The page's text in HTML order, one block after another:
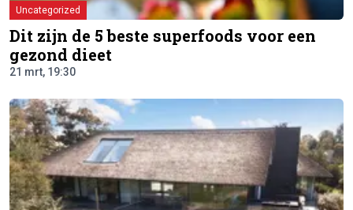
Uncategorized
Dit zijn de 5 beste superfoods voor een
gezond dieet
21 mrt, 19:30